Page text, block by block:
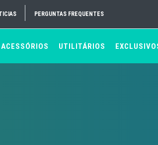
PERGUNTAS FREQUENTES
ACESSÓRIOS UTILITÁRIOS